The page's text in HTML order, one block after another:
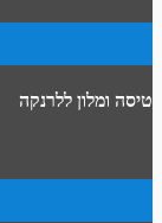
טיסה ומלון ללרנקה